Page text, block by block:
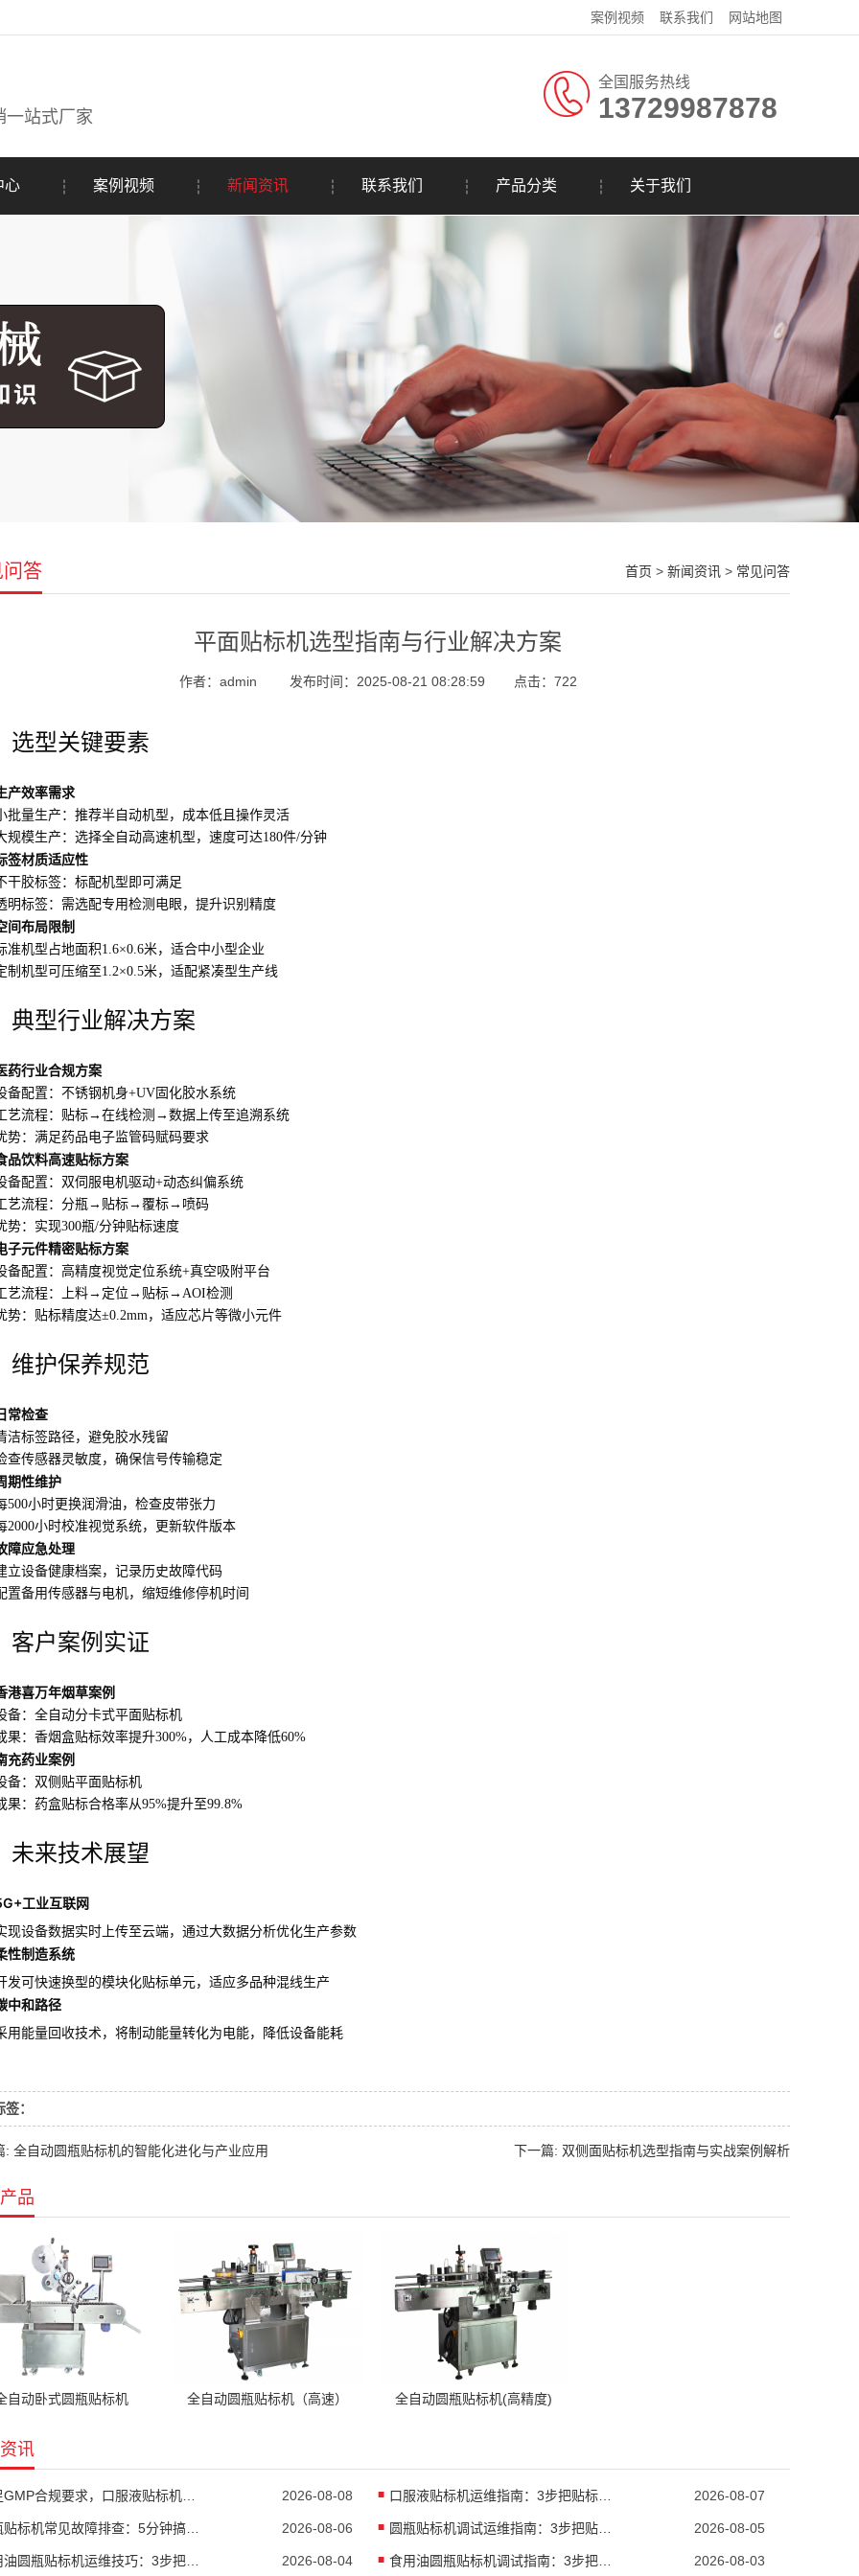
案例视频 联系我们 网站地图
一站式厂家
全国服务热线
13729987878
心 案例视频 新闻资讯 联系我们 产品分类 关于我们
答 首页 > 新闻资讯 > 常见问答
平面贴标机选型指南与行业解决方案
作者：admin 发布时间：2025-08-21 08:28:59 点击： 722
选型关键要素
产效率需求
批量生产：推荐半自动机型，成本低且操作灵活
规模生产：选择全自动高速机型，速度可达180件/分钟
签材质适应性
干胶标签：标配机型即可满足
明标签：需选配专用检测电眼，提升识别精度
间布局限制
准机型占地面积1.6×0.6米，适合中小型企业
制机型可压缩至1.2×0.5米，适配紧凑型生产线
典型行业解决方案
药行业合规方案
备配置：不锈钢机身+UV固化胶水系统
艺流程：贴标→在线检测→数据上传至追溯系统
势：满足药品电子监管码赋码要求
品饮料高速贴标方案
备配置：双伺服电机驱动+动态纠偏系统
艺流程：分瓶→贴标→覆标→喷码
势：实现300瓶/分钟贴标速度
子元件精密贴标方案
备配置：高精度视觉定位系统+真空吸附平台
艺流程：上料→定位→贴标→AOI检测
势：贴标精度达±0.2mm，适应芯片等微小元件
维护保养规范
常检查
洁标签路径，避免胶水残留
查传感器灵敏度，确保信号传输稳定
期性维护
500小时更换润滑油，检查皮带张力
2000小时校准视觉系统，更新软件版本
障应急处理
立设备健康档案，记录历史故障代码
置备用传感器与电机，缩短维修停机时间
客户案例实证
港喜万年烟草案例
备：全自动分卡式平面贴标机
果：香烟盒贴标效率提升300%，人工成本降低60%
充药业案例
备：双侧贴平面贴标机
果：药盒贴标合格率从95%提升至99.8%
未来技术展望
工业互联网
现设备数据实时上传至云端，通过大数据分析优化生产参数
性制造系统
发可快速换型的模块化贴标单元，适应多品种混线生产
中和路径
用能量回收技术，将制动能量转化为电能，降低设备能耗
：
: 全自动圆瓶贴标机的智能化进化与产业应用 下一篇: 双侧面贴标机选型指南与实战案例解析
品
自动卧式圆瓶贴标机 全自动圆瓶贴标机（高速） 全自动圆瓶贴标机(高精度)
讯
2026-08-08 口服液贴标机运维指南：3步把贴标合格率拉到99.9% 2026-08-07
2026-08-06 圆瓶贴标机调试运维指南：3步把贴标合格率拉到99.8% 2026-08-05
2026-08-04 食用油圆瓶贴标机调试指南：3步把贴标合格率拉到99.8% 2026-08-03